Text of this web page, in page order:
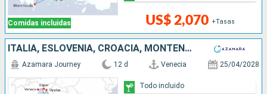
Comidas incluidas US$ 2,070 +Tasas
ITALIA, ESLOVENIA, CROACIA, MONTENEGRO, GRECIA
Azamara Journey 12 d Venecia 25/04/2028
Todo incluido